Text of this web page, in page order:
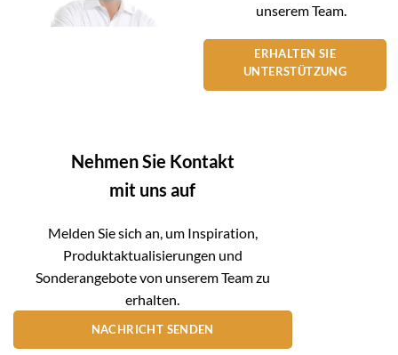
unserem Team.
ERHALTEN SIE
UNTERSTÜTZUNG
Nehmen Sie Kontakt
mit uns auf
Melden Sie sich an, um Inspiration,
Produktaktualisierungen und
Sonderangebote von unserem Team zu
erhalten.
NACHRICHT SENDEN